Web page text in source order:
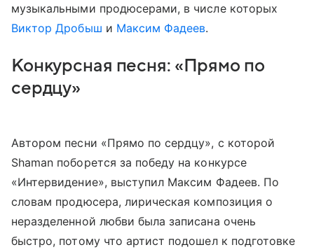
музыкальными продюсерами, в числе которых
Виктор Дробыш и Максим Фадеев.
Конкурсная песня: «Прямо по
сердцу»
Автором песни «Прямо по сердцу», с которой
Shaman поборется за победу на конкурсе
«Интервидение», выступил Максим Фадеев. По
словам продюсера, лирическая композиция о
неразделенной любви была записана очень
быстро, потому что артист подошел к подготовке